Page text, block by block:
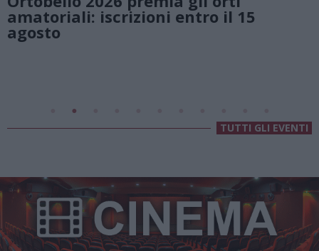
Lago di Lugano
TUTTI GLI EVENTI